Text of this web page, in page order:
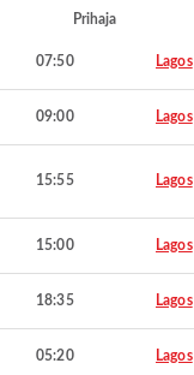
Prihaja
07:50 Lagos
09:00 Lagos
15:55 Lagos
15:00 Lagos
18:35 Lagos
05:20 Lagos